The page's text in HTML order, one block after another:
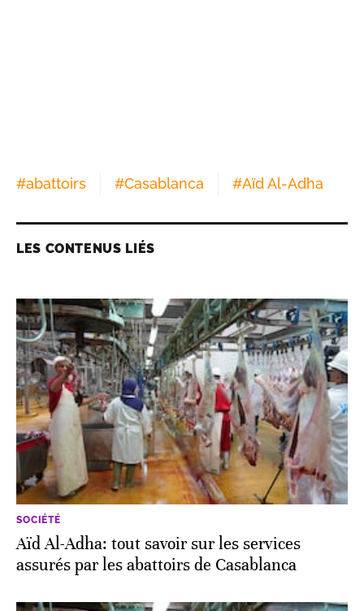
#abattoirs #Casablanca #Aïd Al-Adha
LES CONTENUS LIÉS
SOCIÉTÉ
Aïd Al-Adha: tout savoir sur les services
assurés par les abattoirs de Casablanca